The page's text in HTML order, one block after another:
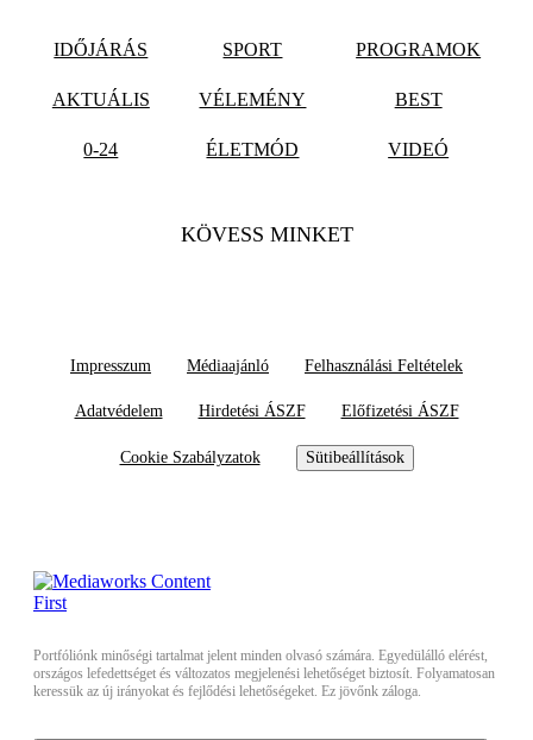
IDŐJÁRÁS SPORT PROGRAMOK
AKTUÁLIS VÉLEMÉNY BEST
0-24 ÉLETMÓD VIDEÓ
KÖVESS MINKET
Impresszum Médiaajánló Felhasználási Feltételek
Adatvédelem Hirdetési ÁSZF Előfizetési ÁSZF
Cookie Szabályzatok Sütibeállítások
Portfóliónk minőségi tartalmat jelent minden olvasó számára. Egyedülálló elérést,
országos lefedettséget és változatos megjelenési lehetőséget biztosít. Folyamatosan
keressük az új irányokat és fejlődési lehetőségeket. Ez jövőnk záloga.